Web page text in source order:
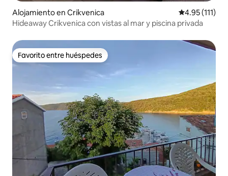
Alojamiento en Crikvenica Calificación
4.95 (111)
Hideaway Crikvenica con vistas al mar y piscina privada
Favorito entre huéspedes
Favorito entre huéspedes